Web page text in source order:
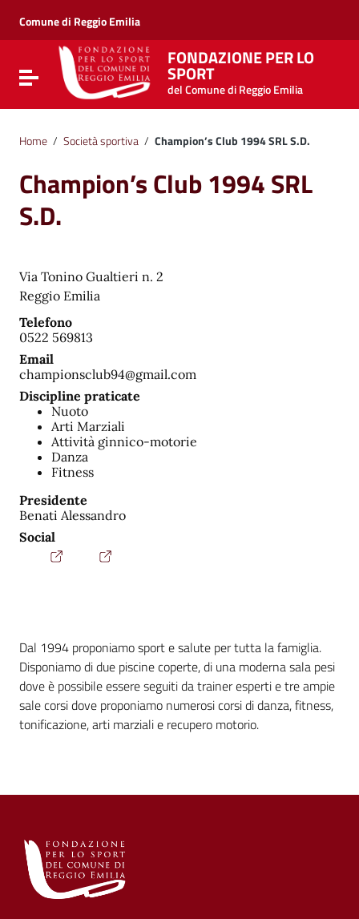
Vai al menu di navigazione
Vai al footer
Comune di Reggio Emilia
Attiva / disattiva la navigazione
FONDAZIONE PER LO
SPORT
del Comune di Reggio Emilia
Home / Società sportiva / Champion’s Club 1994 SRL S.D.
Champion’s Club 1994 SRL
S.D.
Via Tonino Gualtieri n. 2
Reggio Emilia
Telefono
0522 569813
Email
championsclub94@gmail.com
Discipline praticate
Nuoto
Arti Marziali
Attività ginnico-motorie
Danza
Fitness
Presidente
Benati Alessandro
Social
Dal 1994 proponiamo sport e salute per tutta la famiglia.
Disponiamo di due piscine coperte, di una moderna sala pesi
dove è possibile essere seguiti da trainer esperti e tre ampie
sale corsi dove proponiamo numerosi corsi di danza, fitness,
tonificazione, arti marziali e recupero motorio.